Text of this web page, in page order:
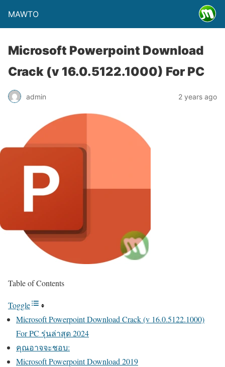
MAWTO
Microsoft Powerpoint Download
Crack (v 16.0.5122.1000) For PC
admin 2 years ago
Table of Contents
Toggle
Microsoft Powerpoint Download Crack (v 16.0.5122.1000)
For PC รุ่นล่าสุด 2024
คุณอาจจะชอบ:
Microsoft Powerpoint Download 2019